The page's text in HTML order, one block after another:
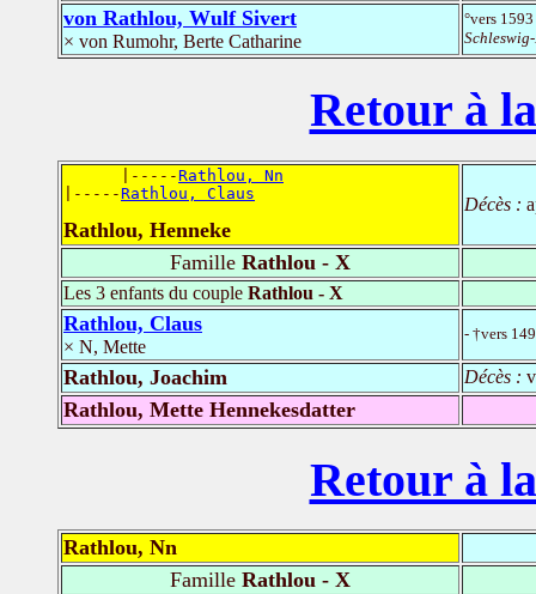
von Rathlou, Wulf Sivert
× von Rumohr, Berte Catharine
°vers 1593
Retour à
      |-----
Rathlou, Nn
|-----Rathlou, Claus
Rathlou, Henneke
Décès :
Famille Rathlou - X
Les 3 enfants du couple Rathlou - X
Rathlou, Claus
× N, Mette
- †vers
Rathlou, Joachim Décès :
Rathlou, Mette Hennekesdatter
Retour à
Rathlou, Nn
Famille Rathlou - X